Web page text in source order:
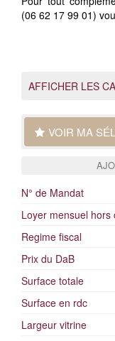
(06 62 17 99 01)
AFFICHER LES
VOIR MA
N° de Mandat
Loyer mensuel hors
Regime fiscal
Prix du DaB
Surface totale
Surface en rdc
Largeur vitrine